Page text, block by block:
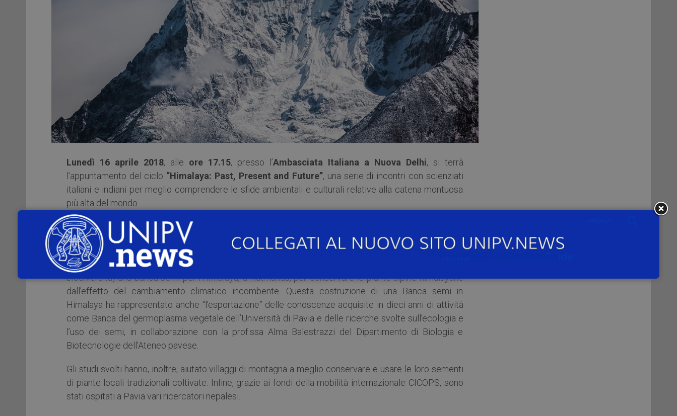
Lunedì 16 aprile 2018, alle ore 17.15, presso l’Ambasciata Italiana a Nuova Delhi, si terrà
l’appuntamento del ciclo “Himalaya: Past, Present and Future”, una serie di incontri con scienziati
italiani e indiani per meglio comprendere le sfide ambientali e culturali relative alla catena montuosa
più alta del mondo.
Interviene ancheGraziano Rossi
Il prof. Rossi ha lavorato nell’Himalaya indiano e per 5 anni consecutivi ha svolto ricerche botaniche in
Nepal, pubblicando articoli e realizzando con fondi italiani (tra cui bandi del Comune di Milano sulla
biodiversità) una banca semi per l’Himalaya, a Katmandu, per conservare le piante alpine himalayane
dall’effetto del cambiamento climatico incombente. Questa costruzione di una Banca semi in
Himalaya ha rappresentato anche “l’esportazione” delle conoscenze acquisite in dieci anni di attività
come Banca del germoplasma vegetale dell’Università di Pavia e delle ricerche svolte sull’ecologia e
l’uso dei semi, in collaborazione con la prof.ssa Alma Balestrazzi del Dipartimento di Biologia e
Biotecnologie dell’Ateneo pavese.
Gli studi svolti hanno, inoltre, aiutato villaggi di montagna a meglio conservare e usare le loro sementi
di piante locali tradizionali coltivate. Infine, grazie ai fondi della mobilità internazionale CICOPS, sono
stati ospitati a Pavia vari ricercatori nepalesi.